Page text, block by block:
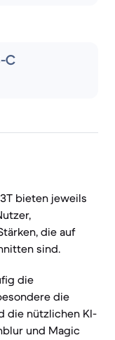
C
bieten jeweils
die auf
sind.
die
die
die nützlichen KI-
und Magic